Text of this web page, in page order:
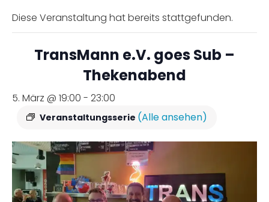
Diese Veranstaltung hat bereits stattgefunden.
TransMann e.V. goes Sub –
Thekenabend
5. März @ 19:00 - 23:00
Veranstaltungsserie (Alle ansehen)